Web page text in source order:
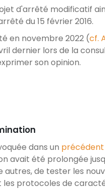
d'arrêté modificatif
du 15 février 2016.
en novembre 2022 (cf.
dernier lors de la
son opinion.
dans un
avait été prolongée
de tester les
protocoles de